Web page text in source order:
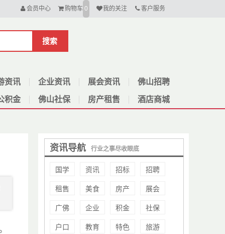
会员中心 购物车 0 我的关注 客户服务
搜索
资讯 企业资讯 展会资讯 佛山招聘
积金 佛山社保 房产租售 酒店商城
资讯导航 行业之事尽收眼底
国学 资讯 招标 招聘
租售 美食 房产 展会
广佛 企业 积金 社保
户口 教育 特色 旅游